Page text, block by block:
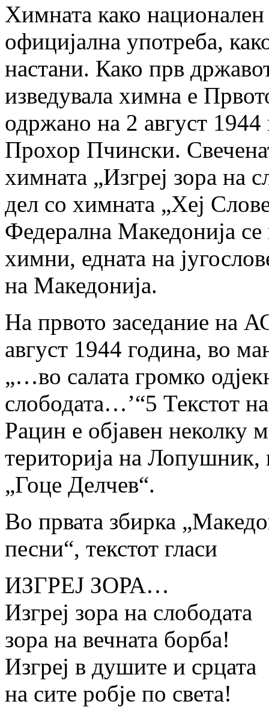
Химната како
официјална употреба,
настани. Како прв
изведувала химна е
одржано на 2 август
Прохор Пчински.
химната „Изгреј зора на
дел со химната „Хеј
Федерална Македонија
химни, едната на
на Македонија.
На првото заседание
август 1944 година, во
„…во салата громко
слободата…’“5 Текстот
Рацин е објавен неколку
територија на Лопушник,
„Гоце Делчев“.
Во првата збирка
песни“, текстот гласи
ИЗГРЕЈ ЗОРА…
Изгреј зора на слободата
зора на вечната борба!
Изгреј в душите и срцата
на сите робје по света!